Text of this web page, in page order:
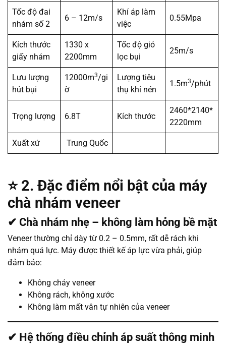
Tốc độ đai
nhám số 2
6 – 12m/s
Khí áp làm
việc
0.55Mpa
Kích thước
giấy nhám
1330 x
2200mm
Tốc độ gió
lọc bụi
25m/s
Lưu lượng
hút bụi
12000m3/gi
ờ
Lượng tiêu
thụ khí nén
1.5m3/phút
Trọng lượng 6.8T Kích thước
2460*2140*
2220mm
Xuất xứ Trung Quốc
⭐ 2. Đặc điểm nổi bật của máy
chà nhám veneer
✔ Chà nhám nhẹ – không làm hỏng bề mặt
Veneer thường chỉ dày từ 0.2 – 0.5mm, rất dễ rách khi
nhám quá lực. Máy được thiết kế áp lực vừa phải, giúp
đảm bảo:
Không cháy veneer
Không rách, không xước
Không làm mất vân tự nhiên của veneer
✔ Hệ thống điều chỉnh áp suất thông minh